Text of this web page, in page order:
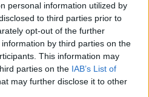
personal information utilized by
to third parties prior to
opt-out of the further
by third parties on the
This information may
parties on the IAB’s List of
may further disclose it to other
Goblin. Di base,
potente e affrontato a
di uccidere ogni
un colpo…